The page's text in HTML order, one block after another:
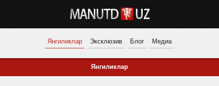
Янгиликлар Эксклюзив Блог Медиа
Янгиликлар